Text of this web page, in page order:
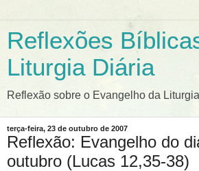
Reflexões
Liturgia Diária
Reflexão sobre o Evangelho da
terça-feira, 23 de outubro de 2007
Reflexão: Evangelho do
outubro (Lucas 12,35-38)